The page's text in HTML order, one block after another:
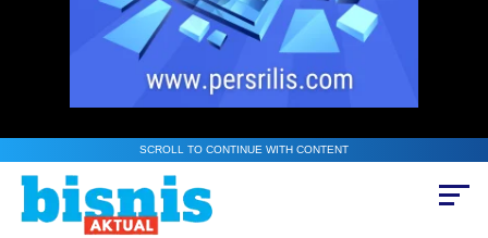
SCROLL TO CONTINUE WITH CONTENT